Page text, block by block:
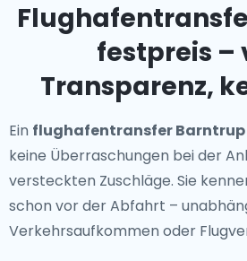
festpreis –
Transparenz,
Ein flughafentransfer
keine Überraschungen bei der
versteckten Zuschläge. Sie
schon vor der Abfahrt –
Verkehrsaufkommen oder